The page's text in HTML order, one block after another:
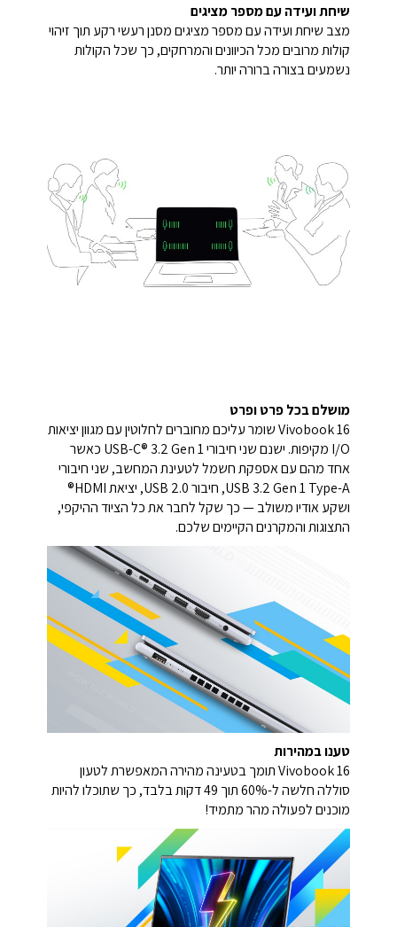
שיחת ועידה עם מספר מציגים
מצב שיחת ועידה עם מספר מציגים מסנן רעשי רקע תוך זיהוי
קולות מרובים מכל הכיוונים והמרחקים, כך שכל הקולות
נשמעים בצורה ברורה יותר.
מושלם בכל פרט ופרט
Vivobook 16 שומר עליכם מחוברים לחלוטין עם מגוון יציאות
I/O מקיפות. ישנם שני חיבורי USB-C® 3.2 Gen 1 כאשר
אחד מהם עם אספקת חשמל לטעינת המחשב, שני חיבורי
USB 3.2 Gen 1 Type-A, חיבור USB 2.0, יציאת HDMI®
ושקע אודיו משולב — כך שקל לחבר את כל הציוד ההיקפי,
התצוגות והמקרנים הקיימים שלכם.
טענו במהירות
Vivobook 16 תומך בטעינה מהירה המאפשרת לטעון
סוללה חלשה ל-60% תוך 49 דקות בלבד, כך שתוכלו להיות
מוכנים לפעולה מהר מתמיד!